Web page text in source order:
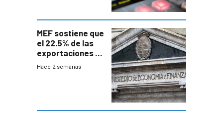
MEF sostiene que
el 22.5% de las
exportaciones a
EE.UU se verán
Hace 2 semanas